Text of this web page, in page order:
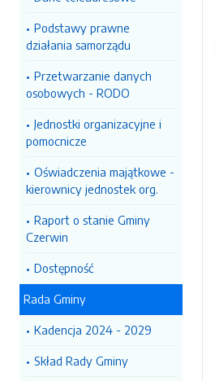
Podstawy prawne
działania samorządu
Przetwarzanie danych
osobowych - RODO
Jednostki organizacyjne i
pomocnicze
Oświadczenia majątkowe -
kierownicy jednostek org.
Raport o stanie Gminy
Czerwin
Dostępność
Rada Gminy
Kadencja 2024 - 2029
Skład Rady Gminy